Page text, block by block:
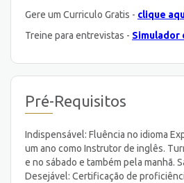
Gere um Curriculo Gratis - clique
Treine para entrevistas - Simulador
Pré-Requisitos
Indispensável: Fluência no idioma
um ano como Instrutor de inglês.
e no sábado e também pela manhã.
Desejável: Certificação de